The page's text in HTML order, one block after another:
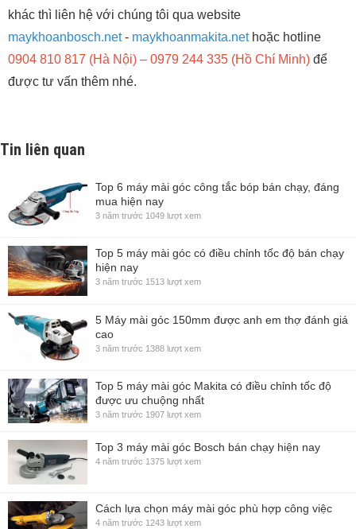
khác thì liên hệ với chúng tôi qua website
maykhoanbosch.net- maykhoanmakita.nethoặc hotline
0904 810 817 (Hà Nội) – 0979 244 335 (Hồ Chí Minh) để
được tư vấn thêm nhé.
Tin liên quan
Top 6 máy mài góc công tắc bóp bán chạy, đáng
mua hiện nay
3 năm trước 1049 lượt xem
Top 5 máy mài góc có điều chỉnh tốc độ bán chạy
hiện nay
3 năm trước 1513 lượt xem
5 Máy mài góc 150mm được anh em thợ đánh giá
cao
3 năm trước 1388 lượt xem
Top 5 máy mài góc Makita có điều chỉnh tốc độ
được ưu chuộng nhất
3 năm trước 1907 lượt xem
Top 3 máy mài góc Bosch bán chạy hiện nay
4 năm trước 1375 lượt xem
Cách lựa chọn máy mài góc phù hợp công việc
4 năm trước 1243 lượt xem